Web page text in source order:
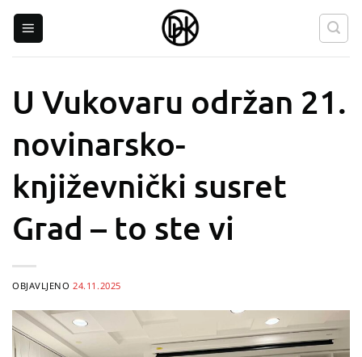
U Vukovaru održan 21.
novinarsko-
književnički susret
Grad – to ste vi
OBJAVLJENO24.11.2025